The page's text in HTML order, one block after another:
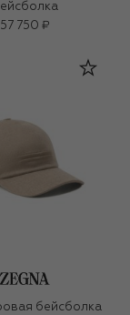
57 750 ₽
бейсболка